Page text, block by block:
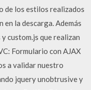
de los estilos realizados
la descarga. Además
custom.js que realizan
Formulario con AJAX
a validar nuestro
jquery unobtrusive y